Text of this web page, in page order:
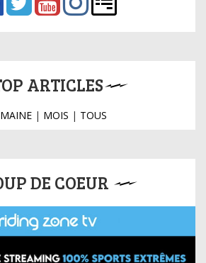
ARTICLES
| MOIS | TOUS
DE COEUR